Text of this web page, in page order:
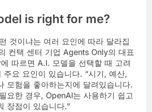
is right for me?
것이냐는 여러 요인에 따라 달라집
컨택 센터 기업 Agents Only의 대표
따르면 A.I. 모델을 선택할 때 고려
주요 요인이 있습니다. “시기, 예산,
모험을 좋아하는지에 달려있습니다.
요한 경우, OpenAI는 사용하기 쉽고
장점이 있습니다.”